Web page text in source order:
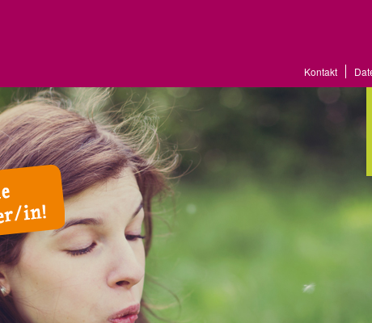
Kontakt